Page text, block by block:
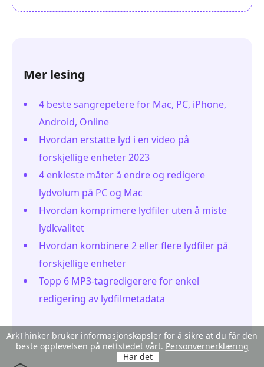
Mer lesing
4 beste sangrepetere for Mac, PC, iPhone,
Android, Online
Hvordan erstatte lyd i en video på
forskjellige enheter 2023
4 enkleste måter å endre og redigere
lydvolum på PC og Mac
Hvordan komprimere lydfiler uten å miste
lydkvalitet
Hvordan kombinere 2 eller flere lydfiler på
forskjellige enheter
Topp 6 MP3-tagredigerere for enkel
redigering av lydfilmetadata
ArkThinker bruker informasjonskapsler for å sikre at du får den
beste opplevelsen på nettstedet vårt. Personvernerklæring
Har det